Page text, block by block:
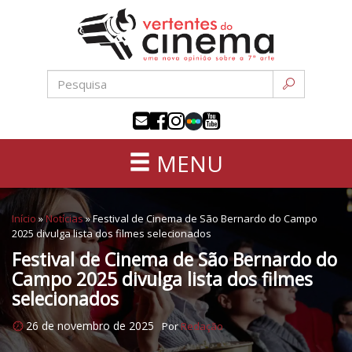
conteúdo
sétima
MENU
Início »Notícias»Festival de Cinema de São Bernardo do Campo
2025 divulga lista dos filmes selecionados
Festival de Cinema de São Bernardo do
Campo 2025 divulga lista dos filmes
selecionados
26 de novembro de 2025 PorRedação